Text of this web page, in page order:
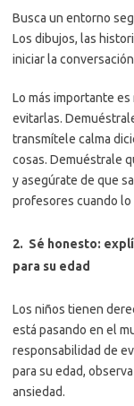
Busca un entorno
Los dibujos, las
iniciar la
Lo más importante
evitarlas.
transmítele calma
cosas. Demuéstrale
y asegúrate de que
profesores cuando lo
2. Sé honesto:
para su edad
Los niños tienen
está pasando en el
responsabilidad de
para su edad,
ansiedad.